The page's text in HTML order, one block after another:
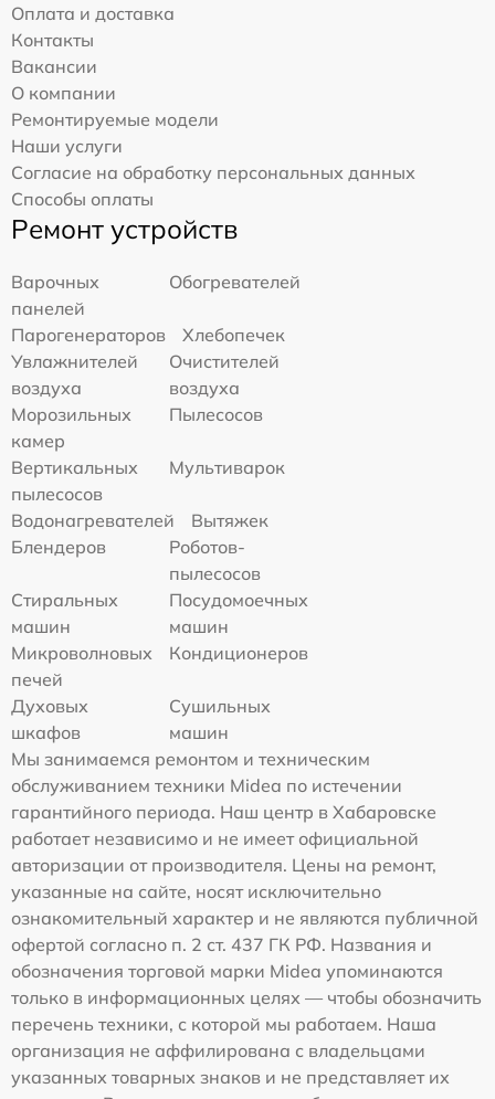
Оплата и доставка
Контакты
Вакансии
О компании
Ремонтируемые модели
Наши услуги
Согласие на обработку персональных данных
Способы оплаты
Ремонт устройств
Варочных
панелей
Обогревателей
Парогенераторов
Хлебопечек
Увлажнителей
воздуха
Очистителей
воздуха
Морозильных
камер
Пылесосов
Вертикальных
пылесосов
Мультиварок
Водонагревателей
Вытяжек
Блендеров
Роботов-
пылесосов
Стиральных
машин
Посудомоечных
машин
Микроволновых
печей
Кондиционеров
Духовых
шкафов
Сушильных
машин
Мы занимаемся ремонтом и техническим
обслуживанием техники Midea по истечении
гарантийного периода. Наш центр в Хабаровске
работает независимо и не имеет официальной
авторизации от производителя. Цены на ремонт,
указанные на сайте, носят исключительно
ознакомительный характер и не являются публичной
офертой согласно п. 2 ст. 437 ГК РФ. Названия и
обозначения торговой марки Midea упоминаются
только в информационных целях — чтобы обозначить
перечень техники, с которой мы работаем. Наша
организация не аффилирована с владельцами
указанных товарных знаков и не представляет их